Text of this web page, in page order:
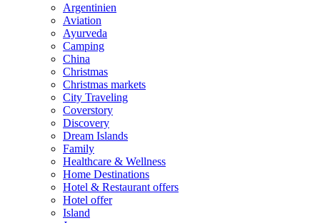
Argentinien
Aviation
Ayurveda
Camping
China
Christmas
Christmas markets
City Traveling
Coverstory
Discovery
Dream Islands
Family
Healthcare & Wellness
Home Destinations
Hotel & Restaurant offers
Hotel offer
Island